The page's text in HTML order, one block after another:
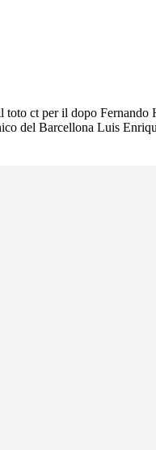
ct per il dopo
del Barcellona Luis